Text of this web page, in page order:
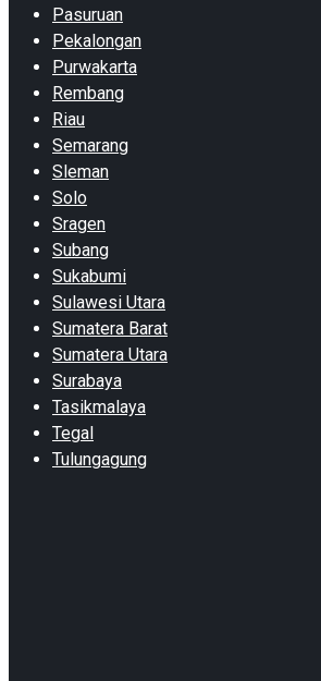
Pasuruan
Pekalongan
Purwakarta
Rembang
Riau
Semarang
Sleman
Solo
Sragen
Subang
Sukabumi
Sulawesi Utara
Sumatera Barat
Sumatera Utara
Surabaya
Tasikmalaya
Tegal
Tulungagung